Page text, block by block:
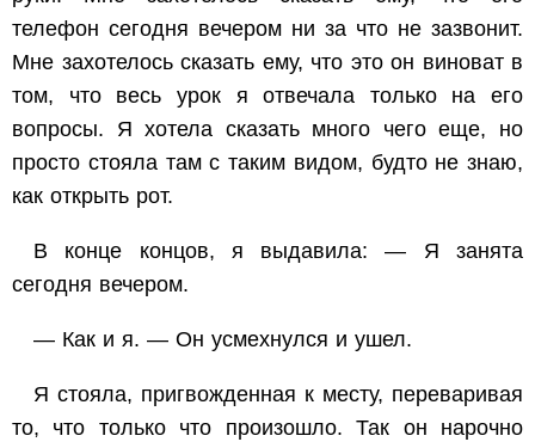
телефон сегодня вечером ни за что не зазвонит.
Мне захотелось сказать ему, что это он виноват в
том, что весь урок я отвечала только на его
вопросы. Я хотела сказать много чего еще, но
просто стояла там с таким видом, будто не знаю,
как открыть рот.
В конце концов, я выдавила: — Я занята
сегодня вечером.
— Как и я. — Он усмехнулся и ушел.
Я стояла, пригвожденная к месту, переваривая
то, что только что произошло. Так он нарочно